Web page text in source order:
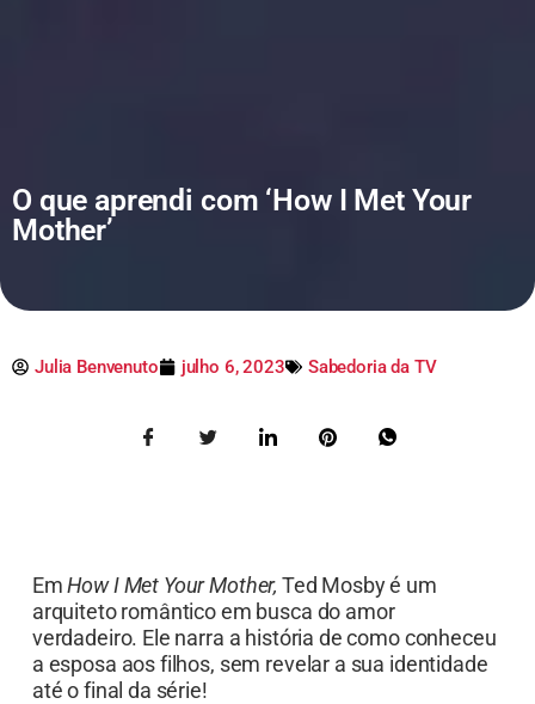
O que aprendi com ‘How I Met Your
Mother’
Julia Benvenuto julho 6, 2023 Sabedoria da TV
EmHow I Met Your Mother, Ted Mosby é um
arquiteto romântico em busca do amor
verdadeiro. Ele narra a história de como conheceu
a esposa aos filhos, sem revelar a sua identidade
até o final da série!